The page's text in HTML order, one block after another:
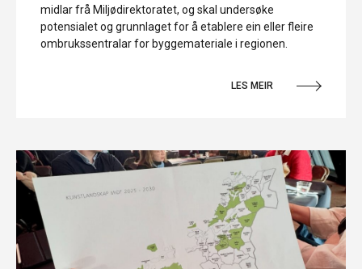
midlar frå Miljødirektoratet, og skal undersøke
potensialet og grunnlaget for å etablere ein eller fleire
ombrukssentralar for byggemateriale i regionen.
LES MEIR